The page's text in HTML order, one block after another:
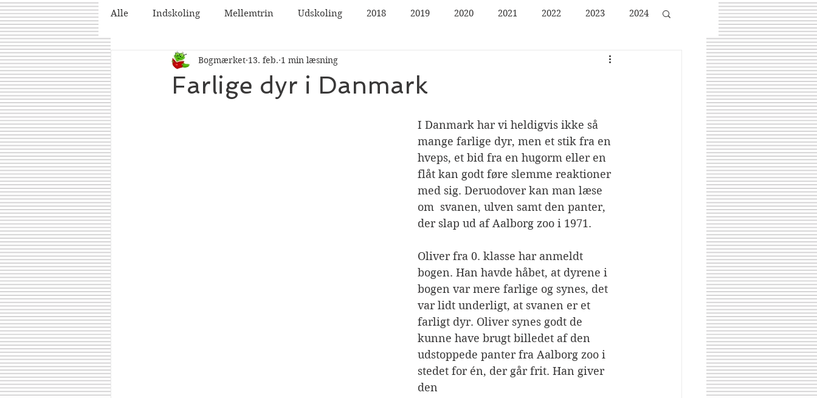
Alle Indskoling Mellemtrin Udskoling 2018 2019 2020 2021 2022 2023 2024
2026
Farlige dyr i Danmark
Bogmærket 13. feb. 1 min læsning
I Danmark har vi heldigvis ikke så
mange farlige dyr, men et stik fra en
hveps, et bid fra en hugorm eller en
flåt kan godt føre slemme reaktioner
med sig. Deruodover kan man læse
om  svanen, ulven samt den panter,
der slap ud af Aalborg zoo i 1971.
Oliver fra 0. klasse har anmeldt
bogen. Han havde håbet, at dyrene i
bogen var mere farlige og synes, det
var lidt underligt, at svanen er et
farligt dyr. Oliver synes godt de
kunne have brugt billedet af den
udstoppede panter fra Aalborg zoo i
stedet for én, der går frit. Han giver
den